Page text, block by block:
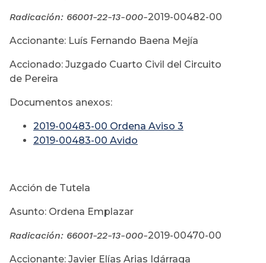
Radicación: 66001-22-13-000-2019-00482-00
Accionante: Luís Fernando Baena Mejía
Accionado: Juzgado Cuarto Civil del Circuito
de Pereira
Documentos anexos:
2019-00483-00 Ordena Aviso 3
2019-00483-00 Avido
Acción de Tutela
Asunto: Ordena Emplazar
Radicación: 66001-22-13-000-2019-00470-00
Accionante: Javier Elías Arias Idárraga